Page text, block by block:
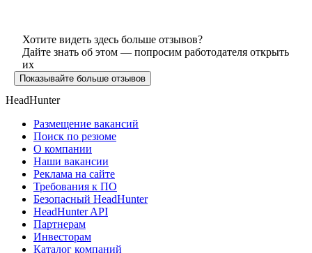
Хотите видеть здесь больше отзывов?
Дайте знать об этом — попросим работодателя открыть
их
Показывайте больше отзывов
HeadHunter
Размещение вакансий
Поиск по резюме
О компании
Наши вакансии
Реклама на сайте
Требования к ПО
Безопасный HeadHunter
HeadHunter API
Партнерам
Инвесторам
Каталог компаний